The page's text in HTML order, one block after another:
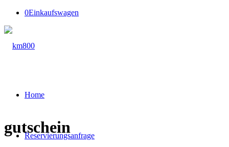
0Einkaufswagen
Home
Reservierungsanfrage
gutschein